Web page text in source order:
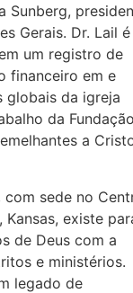
Sunberg,
Gerais. Dr. Lail é
um registro de
financeiro em e
globais da igreja
da
a
com sede no
existe
de Deus com a
e ministérios.
legado de